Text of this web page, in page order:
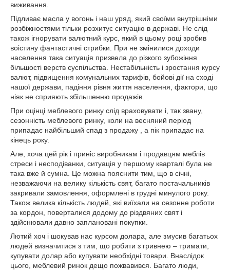
виживання.
Підливає масла у вогонь і наш уряд, який своїми внутрішніми
розбіжностями тільки розхитує ситуацію в державі. Не слід
також ігнорувати валютний курс, який в цьому році зробив
воістину фантастичні стрибки. При не змінилися доходи
населення така ситуація призвела до різкого зубожіння
більшості верств суспільства. Нестабільність і зростання курсу
валют, підвищення комунальних тарифів, бойові дії на сході
нашої держави, падіння рівня життя населення, фактори, що
ніяк не сприяють збільшенню продажів.
При оцінці меблевого ринку слід враховувати і, так звану,
сезонність меблевого ринку, коли на весняний період
припадає найбільший спад з продажу , а пік припадає на
кінець року.
Але, хоча цей рік і приніс виробникам і продавцям меблів
стреси і несподіванки, ситуація у першому кварталі була не
така вже й сумна. Це можна пояснити тим, що в січні,
незважаючи на велику кількість свят, багато постачальників
закривали замовлення, оформлені в грудні минулого року.
Також велика кількість людей, які виїхали на сезонне роботи
за кордон, поверталися додому до різдвяних свят і
здійснювали давно заплановані покупки.
Лютий хоч і шокував нас курсом долара, але змусив багатьох
людей визначитися з тим, що робити з гривнею – тримати,
купувати долар або купувати необхідні товари. Внаслідок
цього, меблевий ринок дещо пожвавився. Багато люди,